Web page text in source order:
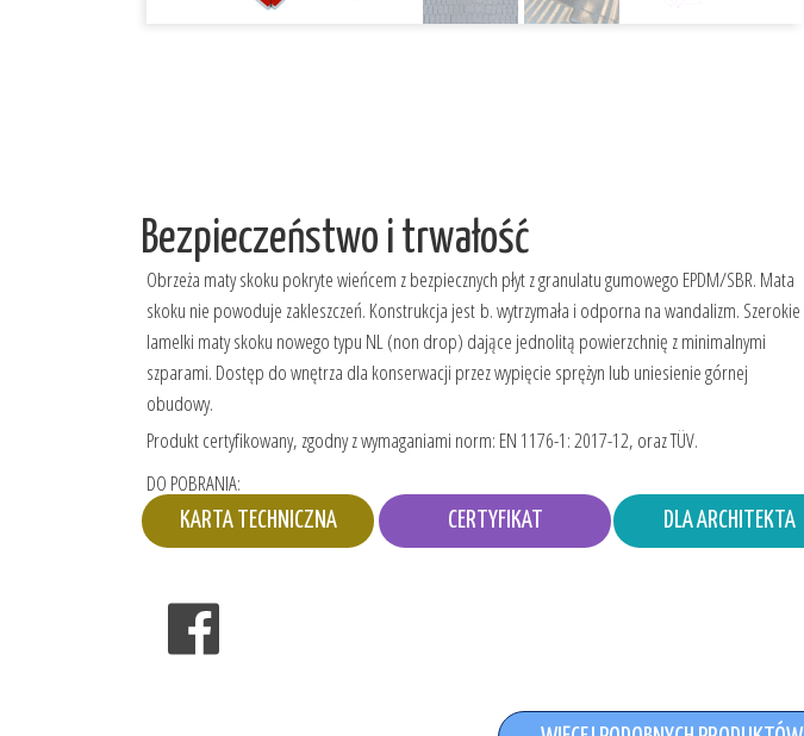
Obrzeża maty skoku pokryte wieńcem z bezpiecznych płyt z granulatu gumowego EPDM/SBR. Mata
skoku nie powoduje zakleszczeń. Konstrukcja jest b. wytrzymała i odporna na wandalizm. Szerokie
lamelki maty skoku nowego typu NL (non drop) dające jednolitą powierzchnię z minimalnymi
szparami. Dostęp do wnętrza dla konserwacji przez wypięcie sprężyn lub uniesienie górnej
obudowy.
Produkt certyfikowany, zgodny z wymaganiami norm: EN 1176-1: 2017-12, oraz TÜV.
DO POBRANIA:
Bezpieczeństwo i trwałość
CERTYFIKAT DLA ARCHITEKTA
KARTA TECHNICZNA